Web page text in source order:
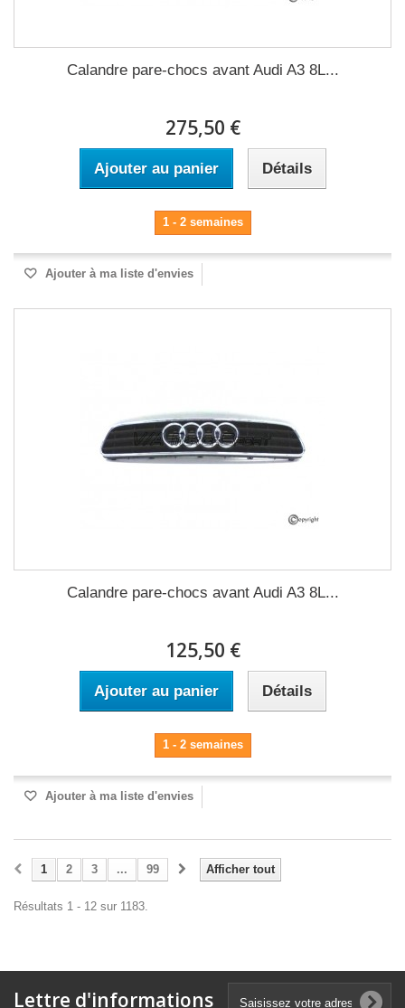
Calandre pare-chocs avant Audi A3 8L...
275,50 €
Ajouter au panier Détails
1 - 2 semaines
Ajouter à ma liste d'envies
Calandre pare-chocs avant Audi A3 8L...
125,50 €
Ajouter au panier Détails
1 - 2 semaines
Ajouter à ma liste d'envies
Afficher tout
1 2 3 ... 99
Résultats 1 - 12 sur 1183.
Lettre d'informations